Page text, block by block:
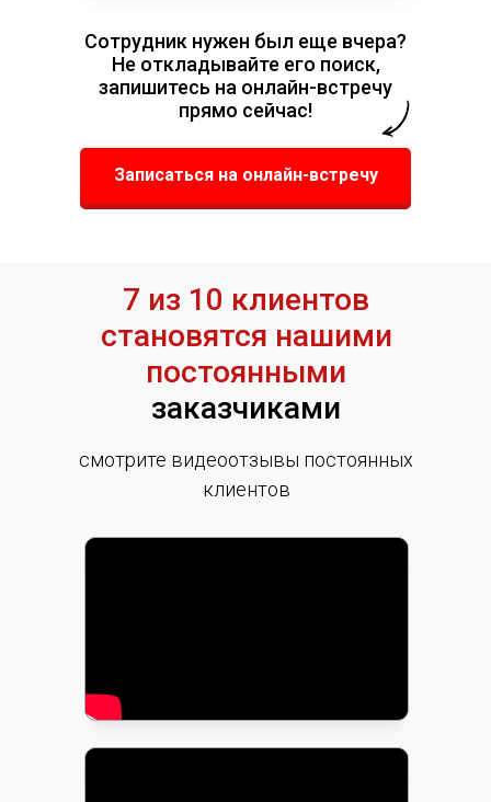
Сотрудник нужен был еще вчера?
Не откладывайте его поиск,
запишитесь на онлайн-встречу
прямо сейчас!
Записаться на онлайн-встречу
7 из 10 клиентов
становятся нашими
постоянными
заказчиками
смотрите видеоотзывы постоянных
клиентов